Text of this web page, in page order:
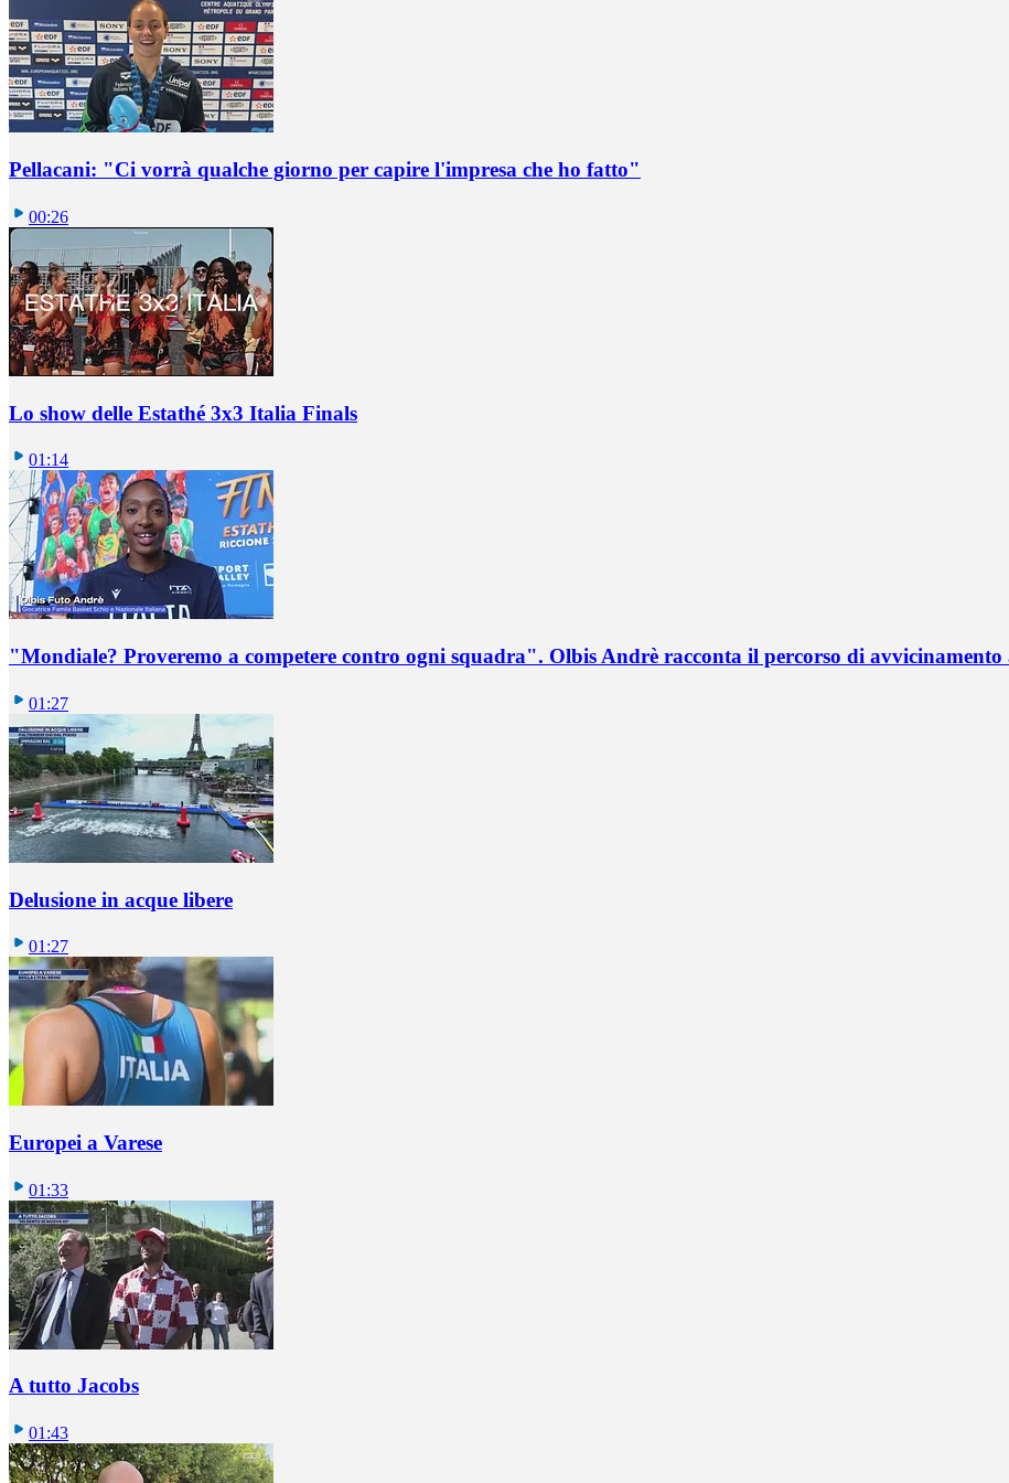
Pellacani: "Ci vorrà qualche giorno per capire l'impresa che ho fatto"
00:26
Lo show delle Estathé 3x3 Italia Finals
01:14
"Mondiale? Proveremo a competere contro ogni squadra". Olbis Andrè racconta il percorso di
01:27
Delusione in acque libere
01:27
Europei a Varese
01:33
A tutto Jacobs
01:43